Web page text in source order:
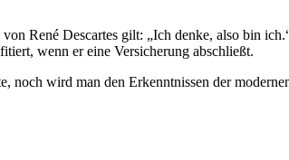
René Descartes gilt: „Ich denke, also bin
wenn er eine Versicherung abschließt.
noch wird man den Erkenntnissen der